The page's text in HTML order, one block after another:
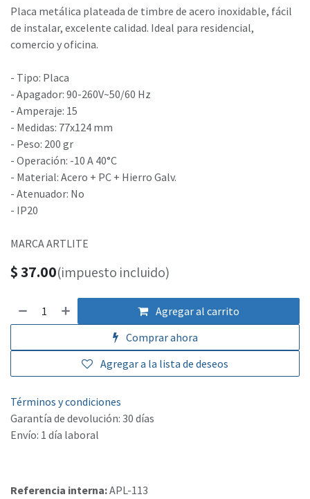
Placa metálica plateada de timbre de acero inoxidable, fácil
de instalar, excelente calidad. Ideal para residencial,
comercio y oficina.
- Tipo: Placa
- Apagador: 90-260V~50/60 Hz
- Amperaje: 15
- Medidas: 77x124 mm
- Peso: 200 gr
- Operación: -10 A 40°C
- Material: Acero + PC + Hierro Galv.
- Atenuador: No
- IP20
MARCA ARTLITE
$37.00(impuesto incluido)
Agregar al carrito
Comprar ahora
Agregar a la lista de deseos
Términos y condiciones
Garantía de devolución: 30 días
Envío: 1 día laboral
Referencia interna:APL-113